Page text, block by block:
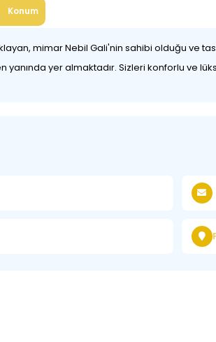
Konum
mimar Nebil Gali'nin sahibi olduğu
yanında yer almaktadır. Sizleri konforlu ve